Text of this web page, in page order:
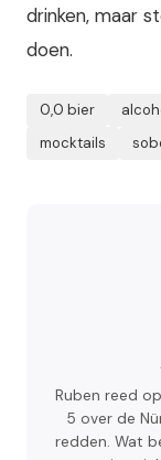
drinken, maar
doen.
0,0 bier
mocktails
Ruben reed
5 over de
redden. Wat